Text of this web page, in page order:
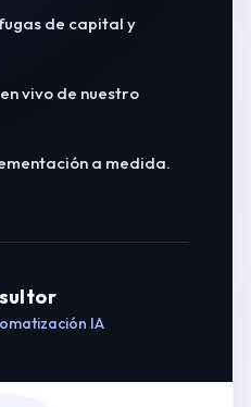
de capital y
vivo de nuestro
a medida.
IA